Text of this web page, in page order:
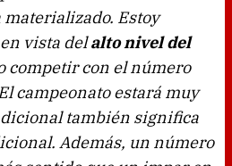
materializado. Estoy
vista delalto nivel del
competir con el número
campeonato estará muy
también significa
Además, un número